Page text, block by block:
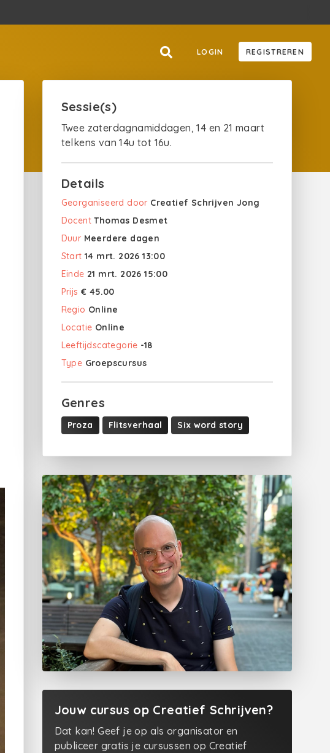
LOGIN REGISTREREN
Sessie(s)
Twee zaterdagnamiddagen, 14 en 21 maart
telkens van 14u tot 16u.
Details
Georganiseerd door Creatief Schrijven Jong
Docent Thomas Desmet
Duur Meerdere dagen
Start 14 mrt. 2026 13:00
Einde 21 mrt. 2026 15:00
Prijs € 45.00
Regio Online
Locatie Online
Leeftijdscategorie -18
Type Groepscursus
Genres
Proza Flitsverhaal Six word story
Jouw cursus op Creatief Schrijven?
Dat kan! Geef je op als organisator en
publiceer gratis je cursussen op Creatief